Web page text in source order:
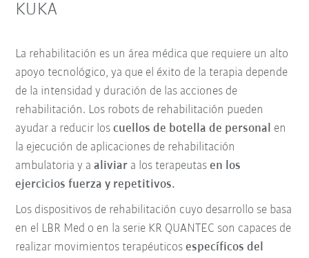
KUKA
La rehabilitación es un área médica que requiere un alto
apoyo tecnológico, ya que el éxito de la terapia depende
de la intensidad y duración de las acciones de
rehabilitación. Los robots de rehabilitación pueden
ayudar a reducir loscuellos de botella de personal en
la ejecución de aplicaciones de rehabilitación
ambulatoria y aaliviar a los terapeutasen los
ejercicios fuerza y repetitivos.
Los dispositivos de rehabilitación cuyo desarrollo se basa
en el LBR Med o en la serie KR QUANTEC son capaces de
realizar movimientos terapéuticosespecíficos del